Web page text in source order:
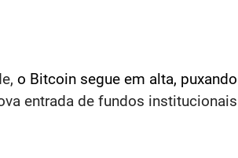
o Bitcoin segue em alta,
entrada de fundos